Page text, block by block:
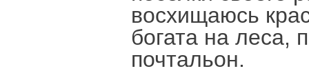
восхищаюсь
богата на леса,
почтальон.